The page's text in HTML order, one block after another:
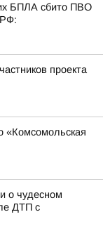
БПЛА сбито ПВО
проекта
«Комсомольская
о чудесном
ДТП с